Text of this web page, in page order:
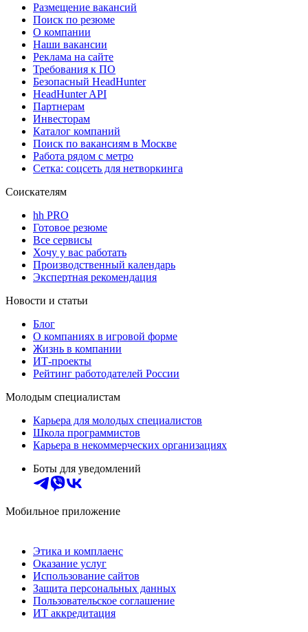
Размещение вакансий
Поиск по резюме
О компании
Наши вакансии
Реклама на сайте
Требования к ПО
Безопасный HeadHunter
HeadHunter API
Партнерам
Инвесторам
Каталог компаний
Поиск по вакансиям в Москве
Работа рядом с метро
Сетка: соцсеть для нетворкинга
Соискателям
hh PRO
Готовое резюме
Все сервисы
Хочу у вас работать
Производственный календарь
Экспертная рекомендация
Новости и статьи
Блог
О компаниях в игровой форме
Жизнь в компании
ИТ-проекты
Рейтинг работодателей России
Молодым специалистам
Карьера для молодых специалистов
Школа программистов
Карьера в некоммерческих организациях
Боты для уведомлений
Мобильное приложение
Этика и комплаенс
Оказание услуг
Использование сайтов
Защита персональных данных
Пользовательское соглашение
ИТ аккредитация